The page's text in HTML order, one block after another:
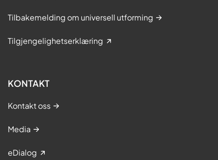
Tilbakemelding om universell utforming
Tilgjengelighetserklæring
KONTAKT
Kontakt oss
Media
eDialog